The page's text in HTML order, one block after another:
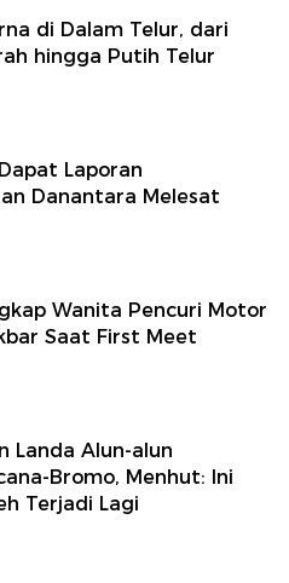
di Dalam Telur, dari
hingga Putih Telur
Laporan
Danantara Melesat
Wanita Pencuri Motor
Saat First Meet
Landa Alun-alun
Bromo, Menhut: Ini
Terjadi Lagi